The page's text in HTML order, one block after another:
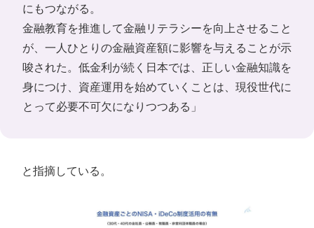
にもつながる。
金融教育を推進して金融リテラシーを向上させること
が、一人ひとりの金融資産額に影響を与えることが示
唆された。低金利が続く日本では、正しい金融知識を
身につけ、資産運用を始めていくことは、現役世代に
とって必要不可欠になりつつある」
と指摘している。